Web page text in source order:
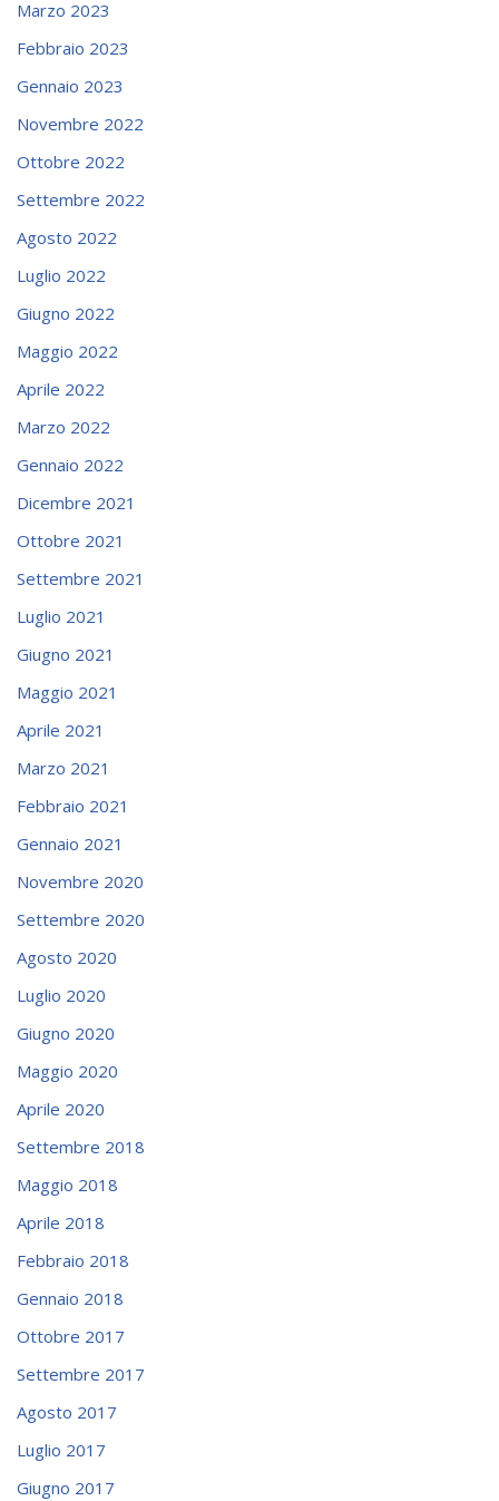
Marzo 2023
Febbraio 2023
Gennaio 2023
Novembre 2022
Ottobre 2022
Settembre 2022
Agosto 2022
Luglio 2022
Giugno 2022
Maggio 2022
Aprile 2022
Marzo 2022
Gennaio 2022
Dicembre 2021
Ottobre 2021
Settembre 2021
Luglio 2021
Giugno 2021
Maggio 2021
Aprile 2021
Marzo 2021
Febbraio 2021
Gennaio 2021
Novembre 2020
Settembre 2020
Agosto 2020
Luglio 2020
Giugno 2020
Maggio 2020
Aprile 2020
Settembre 2018
Maggio 2018
Aprile 2018
Febbraio 2018
Gennaio 2018
Ottobre 2017
Settembre 2017
Agosto 2017
Luglio 2017
Giugno 2017